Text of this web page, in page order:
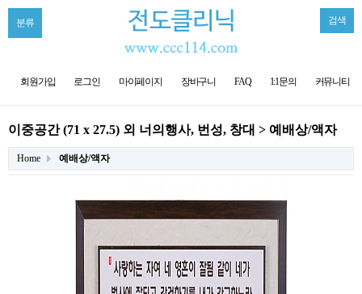
분류 검색
회원가입 로그인 마이페이지 장바구니 FAQ 1:1문의 커뮤니티
이중공간 (71 x 27.5) 외 너의행사, 번성, 창대 > 예배상/액자
Home 예배상/액자